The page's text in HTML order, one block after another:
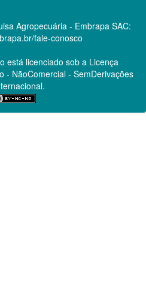
Agropecuária - Embrapa SAC:
fale-conosco
está licenciado sob a Licença
- NãoComercial - SemDerivações